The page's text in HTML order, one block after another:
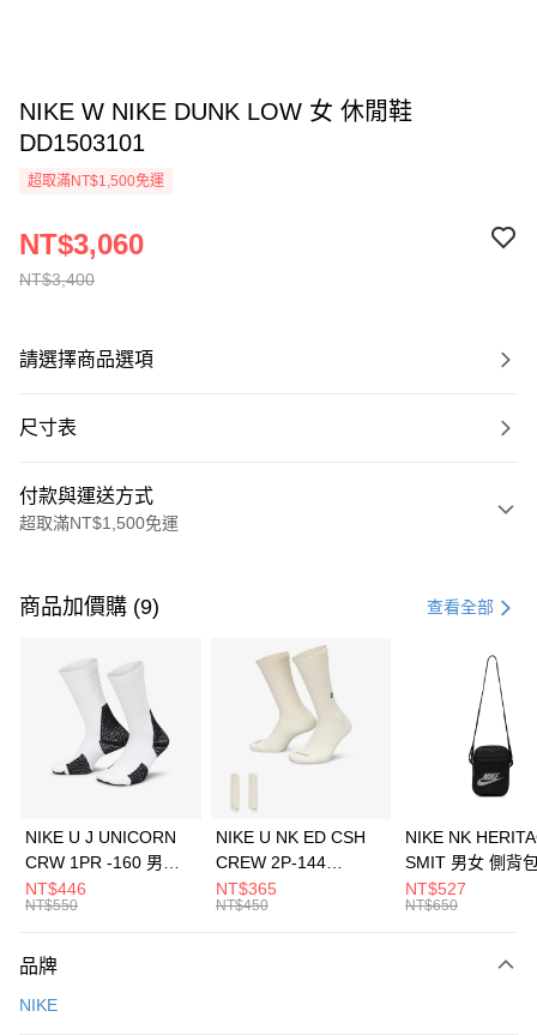
NIKE W NIKE DUNK LOW 女 休閒鞋
DD1503101
超取滿NT$1,500免運
NT$3,400
NT$3,060
請選擇商品選項
尺寸表
付款與運送方式
超取滿NT$1,500免運
信用卡一次付款
3 期 0 利率 每期 21家銀行
合作金庫商業銀行
第一商業銀行
華南商業銀行
彰化商業銀行
上海商業儲蓄銀行
元大商業銀行
台灣樂天信用卡公司
Apple Pay
全盈+PAY
AFTEE先享後付
【關於「AFTEE先享後付」】
便利好安心！
運送方式
商品加價購 (9) 查看全部
NIKE U J UNICORN
CRW 1PR -160 男女
中統襪 FZ3393100
NT$446
NT$550
NIKE U NK ED CSH
CREW 2P-144
EMBRDY 男女 短統襪
FZ3073133
NT$365
NT$450
NIKE NK
SMIT 男女 側背
BA5871010
NT$527
NT$650
品牌
NIKE